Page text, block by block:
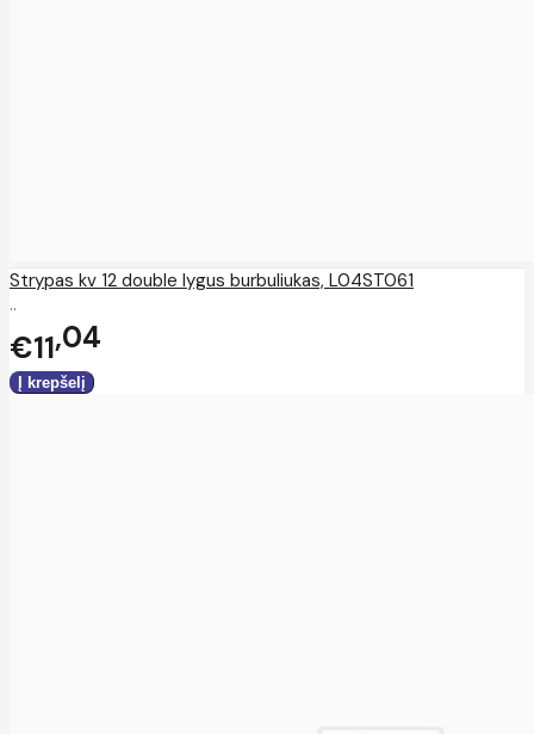
Strypas kv 12 double lygus burbuliukas, L04ST061
..
€11 04